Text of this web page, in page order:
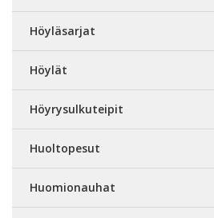
Höyläsarjat
Höylät
Höyrysulkuteipit
Huoltopesut
Huomionauhat